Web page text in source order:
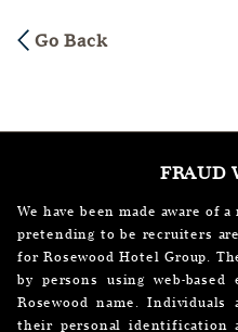
Go Back
FRAUD
We have been made aware of
pretending to be recruiters
for Rosewood Hotel Group.
by persons using web-
Rosewood name.
their personal identification